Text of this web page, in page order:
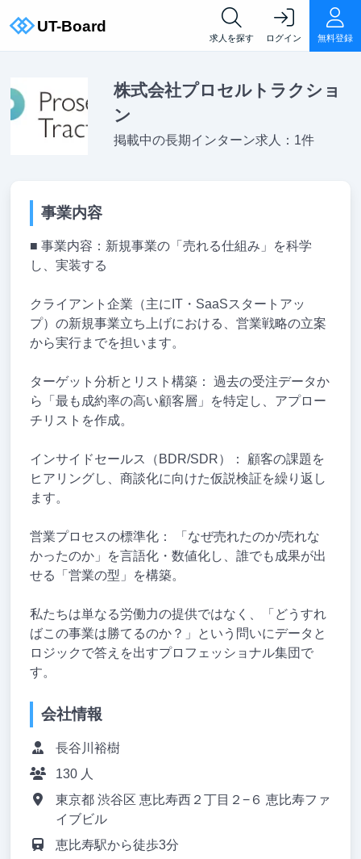
求人を探す ログイン 無料登録
株式会社プロセルトラクショ
ン
掲載中の長期インターン求人：1件
事業内容
■ 事業内容：新規事業の「売れる仕組み」を科学
し、実装する
クライアント企業（主にIT・SaaSスタートアッ
プ）の新規事業立ち上げにおける、営業戦略の立案
から実行までを担います。
ターゲット分析とリスト構築： 過去の受注データか
ら「最も成約率の高い顧客層」を特定し、アプロー
チリストを作成。
インサイドセールス（BDR/SDR）： 顧客の課題を
ヒアリングし、商談化に向けた仮説検証を繰り返し
ます。
営業プロセスの標準化： 「なぜ売れたのか/売れな
かったのか」を言語化・数値化し、誰でも成果が出
せる「営業の型」を構築。
私たちは単なる労働力の提供ではなく、「どうすれ
ばこの事業は勝てるのか？」という問いにデータと
ロジックで答えを出すプロフェッショナル集団で
す。
会社情報
長谷川裕樹
130 人
東京都 渋谷区 恵比寿西２丁目２−６ 恵比寿ファ
イブビル
恵比寿駅から徒歩3分